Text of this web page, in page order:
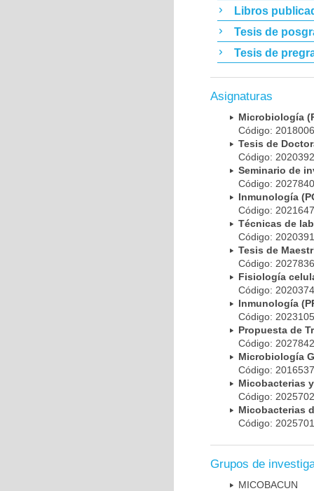
Libros
Tesis de
Tesis de
Asignaturas
Microbiología
Código:
Tesis de
Código:
Seminario de
Código:
Inmunología
Código:
Técnicas de
Código:
Tesis de
Código:
Fisiología
Código:
Inmunología
Código:
Propuesta de
Código:
Microbiología
Código:
Micobacterias
Código:
Micobacterias
Código:
Grupos de
MICOBAC­UN